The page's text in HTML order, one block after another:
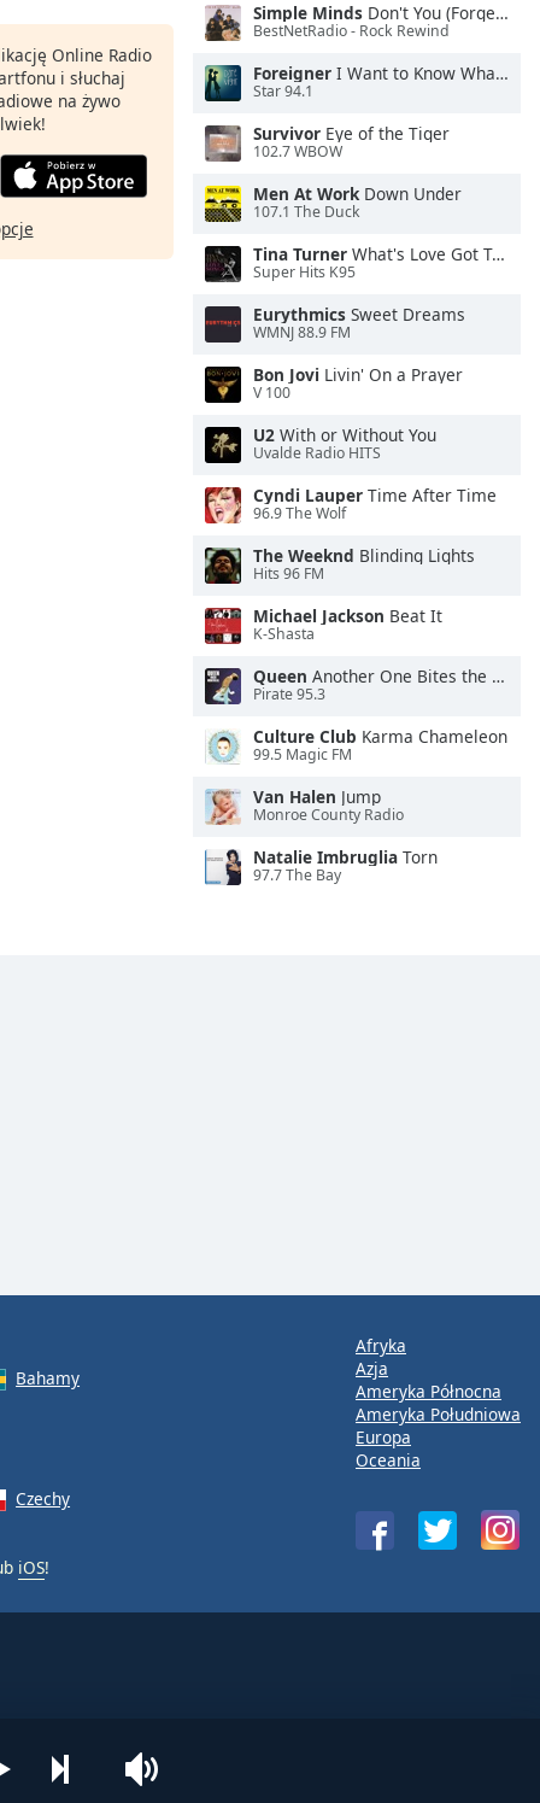
Online Radio
i słuchaj
na żywo
Simple Minds Don't You (Forget About Me)
BestNetRadio - Rock Rewind
Foreigner I Want to Know What Love Is
Star 94.1
Survivor Eye of the Tiger
102.7 WBOW
Men At WorkDown Under
107.1 The Duck
Tina Turner What's Love Got To Do With It
Super Hits K95
Eurythmics Sweet Dreams
WMNJ 88.9 FM
Bon Jovi Livin' On a Prayer
V 100
U2 With or Without You
Uvalde Radio HITS
Cyndi Lauper Time After Time
96.9 The Wolf
The Weeknd Blinding Lights
Hits 96 FM
Michael Jackson Beat It
K-Shasta
Queen Another One Bites the Dust
Pirate 95.3
Culture Club Karma Chameleon
99.5 Magic FM
Van Halen Jump
Monroe County Radio
Natalie Imbruglia Torn
97.7 The Bay
Bahamy
Czechy
iOS!
Afryka
Azja
Ameryka Północna
Ameryka Południowa
Europa
Oceania